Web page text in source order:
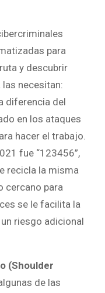
para
y descubrir
necesitan:
diferencia del
en los ataques
hacer el trabajo.
fue “123456”,
recicla la misma
cercano para
se le facilita la
riesgo adicional
(Shoulder
de las